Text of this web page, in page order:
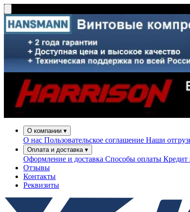
О компании ▾
О нас Пользовательское соглашение Наши
Оплата и доставка ▾
Оформление и доставка Способы оплаты Кредит
Отзывы
Контакты
Реквизиты